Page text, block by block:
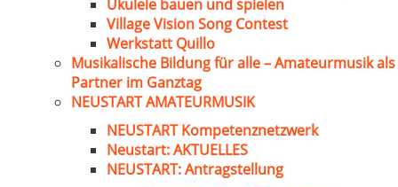
Ukulele bauen und spielen
Village Vision Song Contest
Werkstatt Quillo
Musikalische Bildung für alle – Amateurmusik als
Partner im Ganztag
NEUSTART AMATEURMUSIK
NEUSTART Kompetenznetzwerk
Neustart: AKTUELLES
NEUSTART: Antragstellung